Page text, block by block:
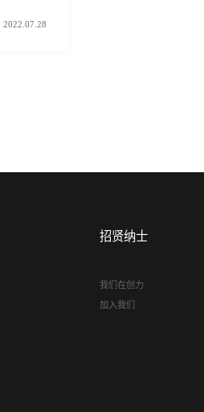
2022.07.28
招贤纳士
我们在创力
加入我们